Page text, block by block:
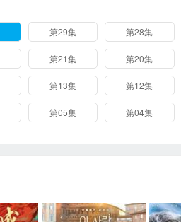
第29集 第28集
第21集 第20集
第13集 第12集
第05集 第04集